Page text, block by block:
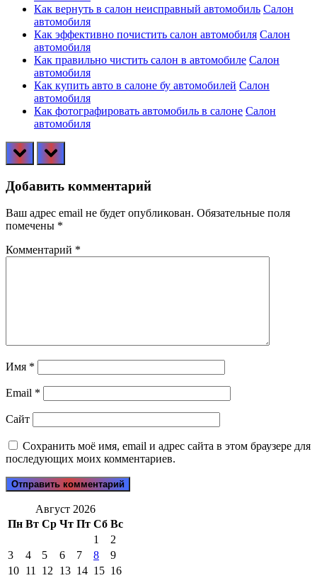
Как вернуть в салон неисправный автомобиль Салон
автомобиля
Как эффективно почистить салон автомобиля Салон
автомобиля
Как правильно чистить салон в автомобиле Салон
автомобиля
Как купить авто в салоне бу автомобилей Салон
автомобиля
Как фотографировать автомобиль в салоне Салон
автомобиля
prev next
Добавить комментарий
Ваш адрес email не будет опубликован. Обязательные поля
помечены *
Комментарий *
Имя *
Email *
Сайт
Сохранить моё имя, email и адрес сайта в этом браузере для
последующих моих комментариев.
Август 2026
Пн Вт Ср Чт Пт Сб Вс
1
2
3
4 5 6 7 8
9
10 11 12 13 14 15 16